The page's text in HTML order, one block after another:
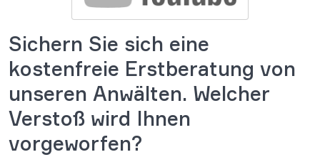
Sichern Sie sich eine
kostenfreie Erstberatung von
unseren Anwälten. Welcher
Verstoß wird Ihnen
vorgeworfen?